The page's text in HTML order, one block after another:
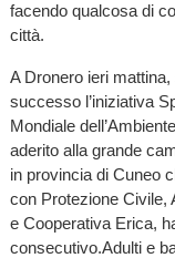
facendo qualcosa di
città.
A Dronero ieri
successo l’iniziativa
Mondiale
aderito alla grande
in provincia di Cuneo
con Protezione Civile,
e Cooperativa Erica,
consecutivo.Adulti e